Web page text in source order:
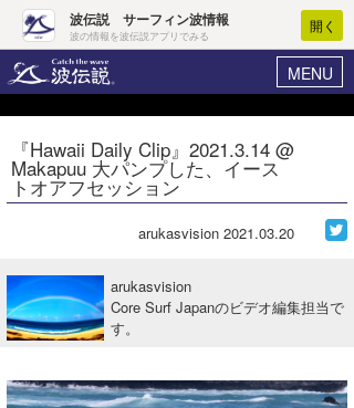
波伝説 サーフィン波情報
波の情報を波伝説アプリでみる
開く
MENU
ヘルプ マイホーム
ログイン
WAVE HUNTER波予想ツール
気象情報
ニュース
『Hawaii Daily Clip』2021.3.14 @
Makapuu 大パンプした、イース
トオアフセッション
arukasvision 2021.03.20
arukasvision
Core Surf Japanのビデオ編集担当で
す。
Core Surf Japan
コンテスト
ファッション/グッズ
アート＆エンタメ
コラム
トラベル